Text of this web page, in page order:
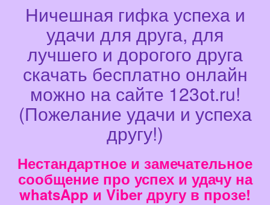
Ничешная гифка успеха и
удачи для друга, для
лучшего и дорогого друга
скачать бесплатно онлайн
можно на сайте 123ot.ru!
(Пожелание удачи и успеха
другу!)
Нестандартное и замечательное
сообщение про успех и удачу на
whatsApp и Viber другу в прозе!